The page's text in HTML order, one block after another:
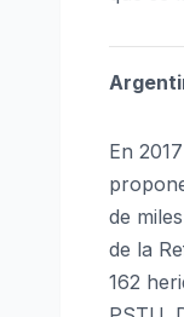
En
de
de la
162